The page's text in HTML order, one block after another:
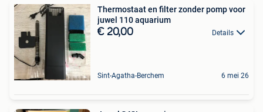
Thermostaat en filter zonder pomp voor
juwel 110 aquarium
€ 20,00 Details
Sint-Agatha-Berchem 6 mei 26